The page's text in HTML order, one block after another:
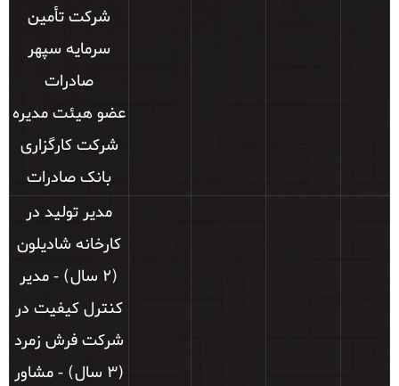
شرکت تأمین
سرمایه سپهر
صادرات
عضو هیئت مدیره
شرکت کارگزاری
بانک صادرات
مدیر تولید در
کارخانه شادیلون
(2 سال) - مدیر
کنترل کیفیت در
شرکت فرش زمرد
(3 سال) - مشاور